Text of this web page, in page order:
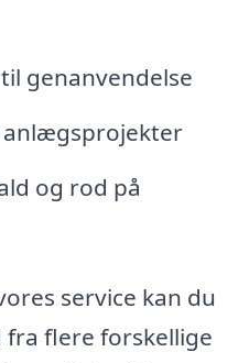
genanvendelse
anlægsprojekter
og rod på
service kan du
flere forskellige